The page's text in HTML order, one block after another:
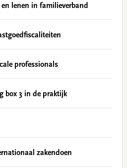
lenen in familieverband
professionals
box 3 in de praktijk
zakendoen